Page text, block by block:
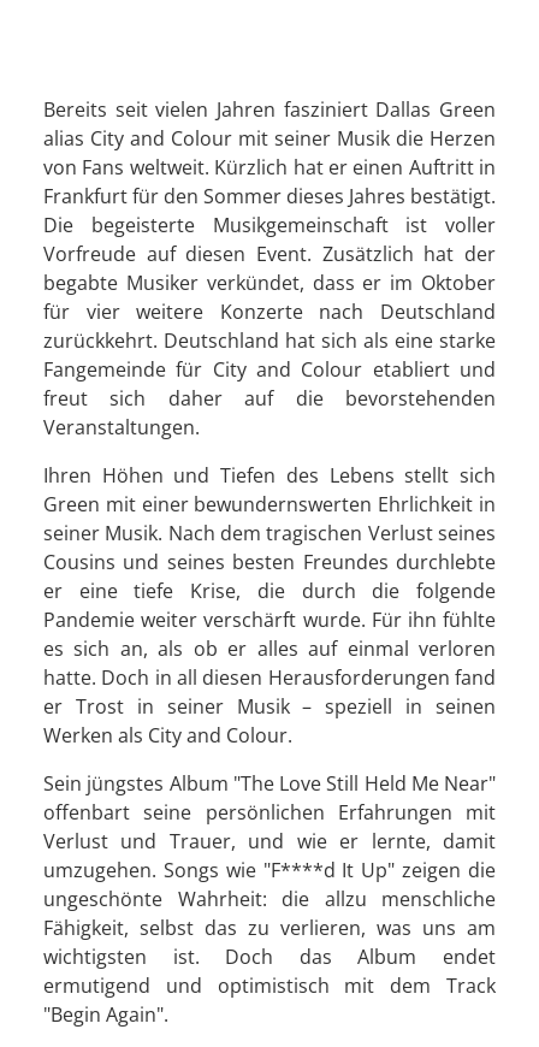
Bereits seit vielen Jahren fasziniert Dallas Green
alias City and Colour mit seiner Musik die Herzen
von Fans weltweit. Kürzlich hat er einen Auftritt in
Frankfurt für den Sommer dieses Jahres bestätigt.
Die begeisterte Musikgemeinschaft ist voller
Vorfreude auf diesen Event. Zusätzlich hat der
begabte Musiker verkündet, dass er im Oktober
für vier weitere Konzerte nach Deutschland
zurückkehrt. Deutschland hat sich als eine starke
Fangemeinde für City and Colour etabliert und
freut sich daher auf die bevorstehenden
Veranstaltungen.
Ihren Höhen und Tiefen des Lebens stellt sich
Green mit einer bewundernswerten Ehrlichkeit in
seiner Musik. Nach dem tragischen Verlust seines
Cousins und seines besten Freundes durchlebte
er eine tiefe Krise, die durch die folgende
Pandemie weiter verschärft wurde. Für ihn fühlte
es sich an, als ob er alles auf einmal verloren
hatte. Doch in all diesen Herausforderungen fand
er Trost in seiner Musik – speziell in seinen
Werken als City and Colour.
Sein jüngstes Album "The Love Still Held Me Near"
offenbart seine persönlichen Erfahrungen mit
Verlust und Trauer, und wie er lernte, damit
umzugehen. Songs wie "F****d It Up" zeigen die
ungeschönte Wahrheit: die allzu menschliche
Fähigkeit, selbst das zu verlieren, was uns am
wichtigsten ist. Doch das Album endet
ermutigend und optimistisch mit dem Track
"Begin Again".